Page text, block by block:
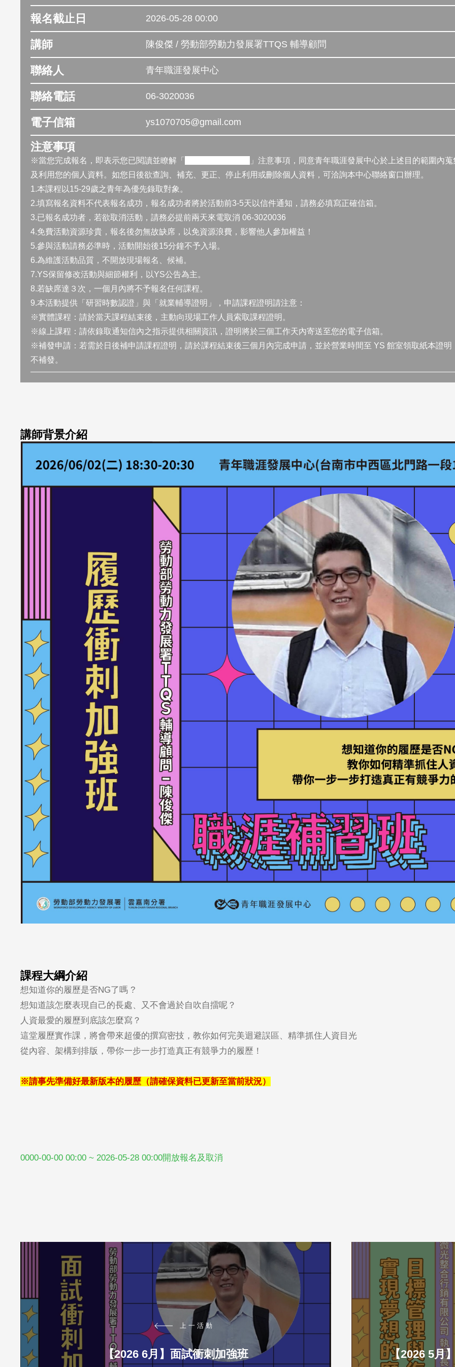
報名截止日 2026-05-28 00:00
講師 陳俊傑 / 勞動部勞動力發展署TTQS 輔導顧問
聯絡人 青年職涯發展中心
聯絡電話 06-3020036
電子信箱 ys1070705@gmail.com
注意事項
※當您完成報名，即表示您已閱讀並瞭解「
」注意事項，同意青年職涯發展中心於上述目的範圍內
及利用您的個人資料。如您日後欲查詢、補充、更正、停止利用或刪除個人資料，可洽詢本中心聯絡窗口辦理。
1.本課程以15-29歲之青年為優先錄取對象。
2.填寫報名資料不代表報名成功，報名成功者將於活動前3-5天以信件通知，請務必填寫正確信箱。
3.已報名成功者，若欲取消活動，請務必提前兩天來電取消 06-3020036
4.免費活動資源珍貴，報名後勿無故缺席，以免資源浪費，影響他人參加權益！
5.參與活動請務必準時，活動開始後15分鐘不予入場。
6.為維護活動品質，不開放現場報名、候補。
7.YS保留修改活動與細節權利，以YS公告為主。
8.若缺席達３次，一個月內將不予報名任何課程。
9.本活動提供「研習時數認證」與「就業輔導證明」，申請課程證明請注意：
※實體課程：請於當天課程結束後，主動向現場工作人員索取課程證明。
※線上課程：請依錄取通知信內之指示提供相關資訊，證明將於三個工作天內寄送至您的電子信箱。
※補發申請：若需於日後補申請課程證明，請於課程結束後三個月內完成申請，並於營業時間至 YS 館室領取紙本證明
不補發。
講師背景介紹
課程大綱介紹
想知道你的履歷是否NG了嗎 ?
想知道該怎麼表現自己的長處、又不會過於自吹自擂呢？
人資最愛的履歷到底該怎麼寫？
這堂履歷實作課，將會帶來超優的撰寫密技，教你如何完美迴避誤區、精準抓住人資目光
從內容、架構到排版，帶你一步一步打造真正有競爭力的履歷！
※請事先準備好最新版本的履歷（請確保資料已更新至當前狀況）
0000-00-00 00:00 ~ 2026-05-28 00:00開放報名及取消
上一活動
【2026 6月】面試衝刺加強班 【2026 5月